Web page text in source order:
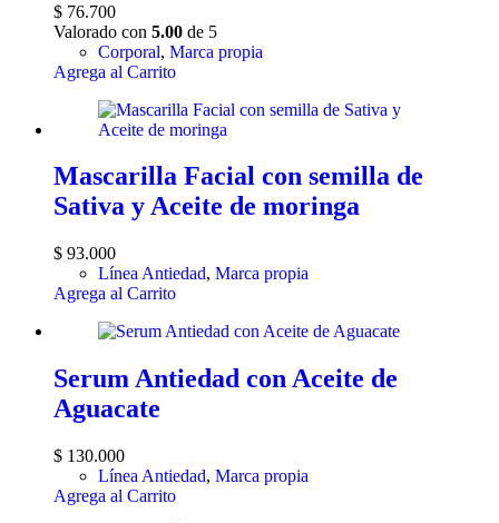
$ 76.700
Valorado con 5.00 de 5
Corporal, Marca propia
Agrega al Carrito
Mascarilla Facial con semilla de
Sativa y Aceite de moringa
$ 93.000
Línea Antiedad, Marca propia
Agrega al Carrito
Serum Antiedad con Aceite de
Aguacate
$ 130.000
Línea Antiedad, Marca propia
Agrega al Carrito